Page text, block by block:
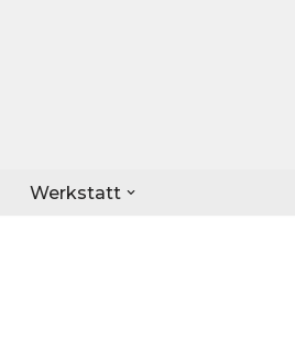
Werkstatt